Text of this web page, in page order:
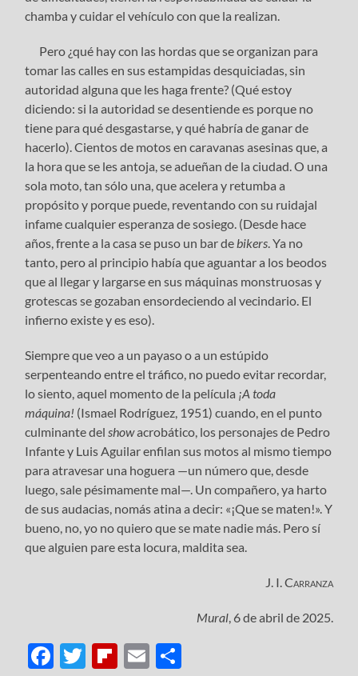
chamba y cuidar el vehículo con que la realizan.
Pero ¿qué hay con las hordas que se organizan para
tomar las calles en sus estampidas desquiciadas, sin
autoridad alguna que les haga frente? (Qué estoy
diciendo: si la autoridad se desentiende es porque no
tiene para qué desgastarse, y qué habría de ganar de
hacerlo). Cientos de motos en caravanas asesinas que, a
la hora que se les antoja, se adueñan de la ciudad. O una
sola moto, tan sólo una, que acelera y retumba a
propósito y porque puede, reventando con su ruidajal
infame cualquier esperanza de sosiego. (Desde hace
años, frente a la casa se puso un bar de bikers . Ya no
tanto, pero al principio había que aguantar a los beodos
que al llegar y largarse en sus máquinas monstruosas y
grotescas se gozaban ensordeciendo al vecindario. El
infierno existe y es eso).
Siempre que veo a un payaso o a un estúpido
serpenteando entre el tráfico, no puedo evitar recordar,
lo siento, aquel momento de la película ¡A toda
máquina! (Ismael Rodríguez, 1951) cuando, en el punto
culminante del showacrobático, los personajes de Pedro
Infante y Luis Aguilar enfilan sus motos al mismo tiempo
para atravesar una hoguera —un número que, desde
luego, sale pésimamente mal—. Un compañero, ya harto
de sus audacias, nomás atina a decir: «¡Que se maten!». Y
bueno, no, yo no quiero que se mate nadie más. Pero sí
que alguien pare esta locura, maldita sea.
J. I. Carranza
Mural, 6 de abril de 2025.
Facebook
Twitter
Flipboard
Email